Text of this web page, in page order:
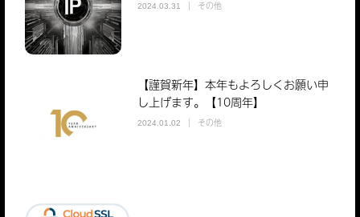
2024.03.31 その他
【謹賀新年】本年もよろしくお願い申
し上げます。【10周年】
2024.01.02 その他